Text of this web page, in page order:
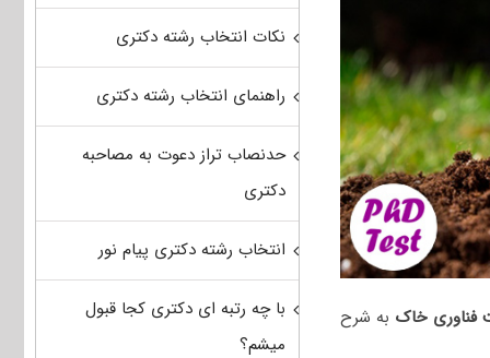
ﻓﻨﺎوری ﺧﺎک به شرح
نکات انتخاب رشته دکتری
راهنمای انتخاب رشته دکتری
حدنصاب تراز دعوت به مصاحبه
دکتری
انتخاب رشته دکتری پیام نور
با چه رتبه ای دکتری کجا قبول
میشم؟